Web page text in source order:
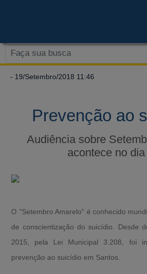
- 19/Setembro/2018 11:46
Prevenção ao
Audiência sobre
acontece no
O "Setembro Amarelo" é conhecido
de conscientização do suicídio. Desde
2015, pela Lei Municipal 3.208, foi
prevenção ao suicídio em Santos.